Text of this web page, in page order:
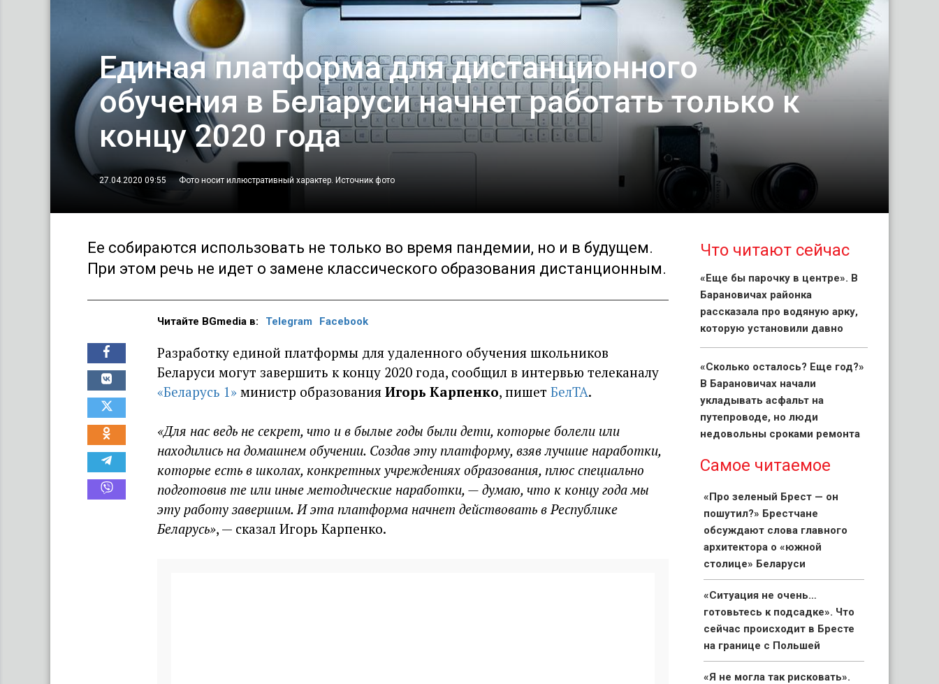
Единая платформа для дистанционного
обучения в Беларуси начнет работать только к
концу 2020 года
27.04.2020 09:55 Фото носит иллюстративный характер. Источник фото
Ее собираются использовать не только во время пандемии, но и в будущем.
При этом речь не идет о замене классического образования дистанционным.
Читайте BGmedia в: Telegram Facebook
Разработку единой платформы для удаленного обучения школьников
Беларуси могут завершить к концу 2020 года, сообщил в интервью телеканалу
«Беларусь 1» министр образования Игорь Карпенко, пишет БелТА.
«Для нас ведь не секрет, что и в былые годы были дети, которые болели или
находились на домашнем обучении. Создав эту платформу, взяв лучшие наработки,
которые есть в школах, конкретных учреждениях образования, плюс специально
подготовив те или иные методические наработки, — думаю, что к концу года мы
эту работу завершим. И эта платформа начнет действовать в Республике
Беларусь», — сказал Игорь Карпенко.
Что читают сейчас
«Еще бы парочку в центре». В
Барановичах районка
рассказала про водяную арку,
которую установили давно
«Сколько осталось? Еще год?»
В Барановичах начали
укладывать асфальт на
путепроводе, но люди
недовольны сроками ремонта
Самое читаемое
«Про зеленый Брест — он
пошутил?» Брестчане
обсуждают слова главного
архитектора о «южной
столице» Беларуси
«Ситуация не очень…
готовьтесь к подсадке». Что
сейчас происходит в Бресте
на границе с Польшей
«Я не могла так рисковать».